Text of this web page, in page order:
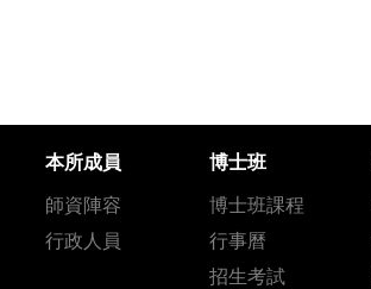
本所成員
師資陣容
行政人員
博士班
博士班課程
行事曆
招生考試